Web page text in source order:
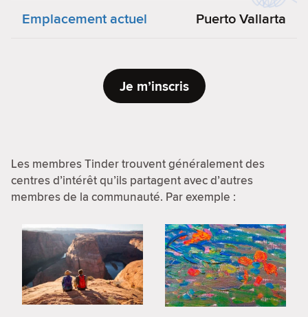
Emplacement actuel Puerto Vallarta
Je m’inscris
Les membres Tinder trouvent généralement des
centres d’intérêt qu’ils partagent avec d’autres
membres de la communauté. Par exemple :